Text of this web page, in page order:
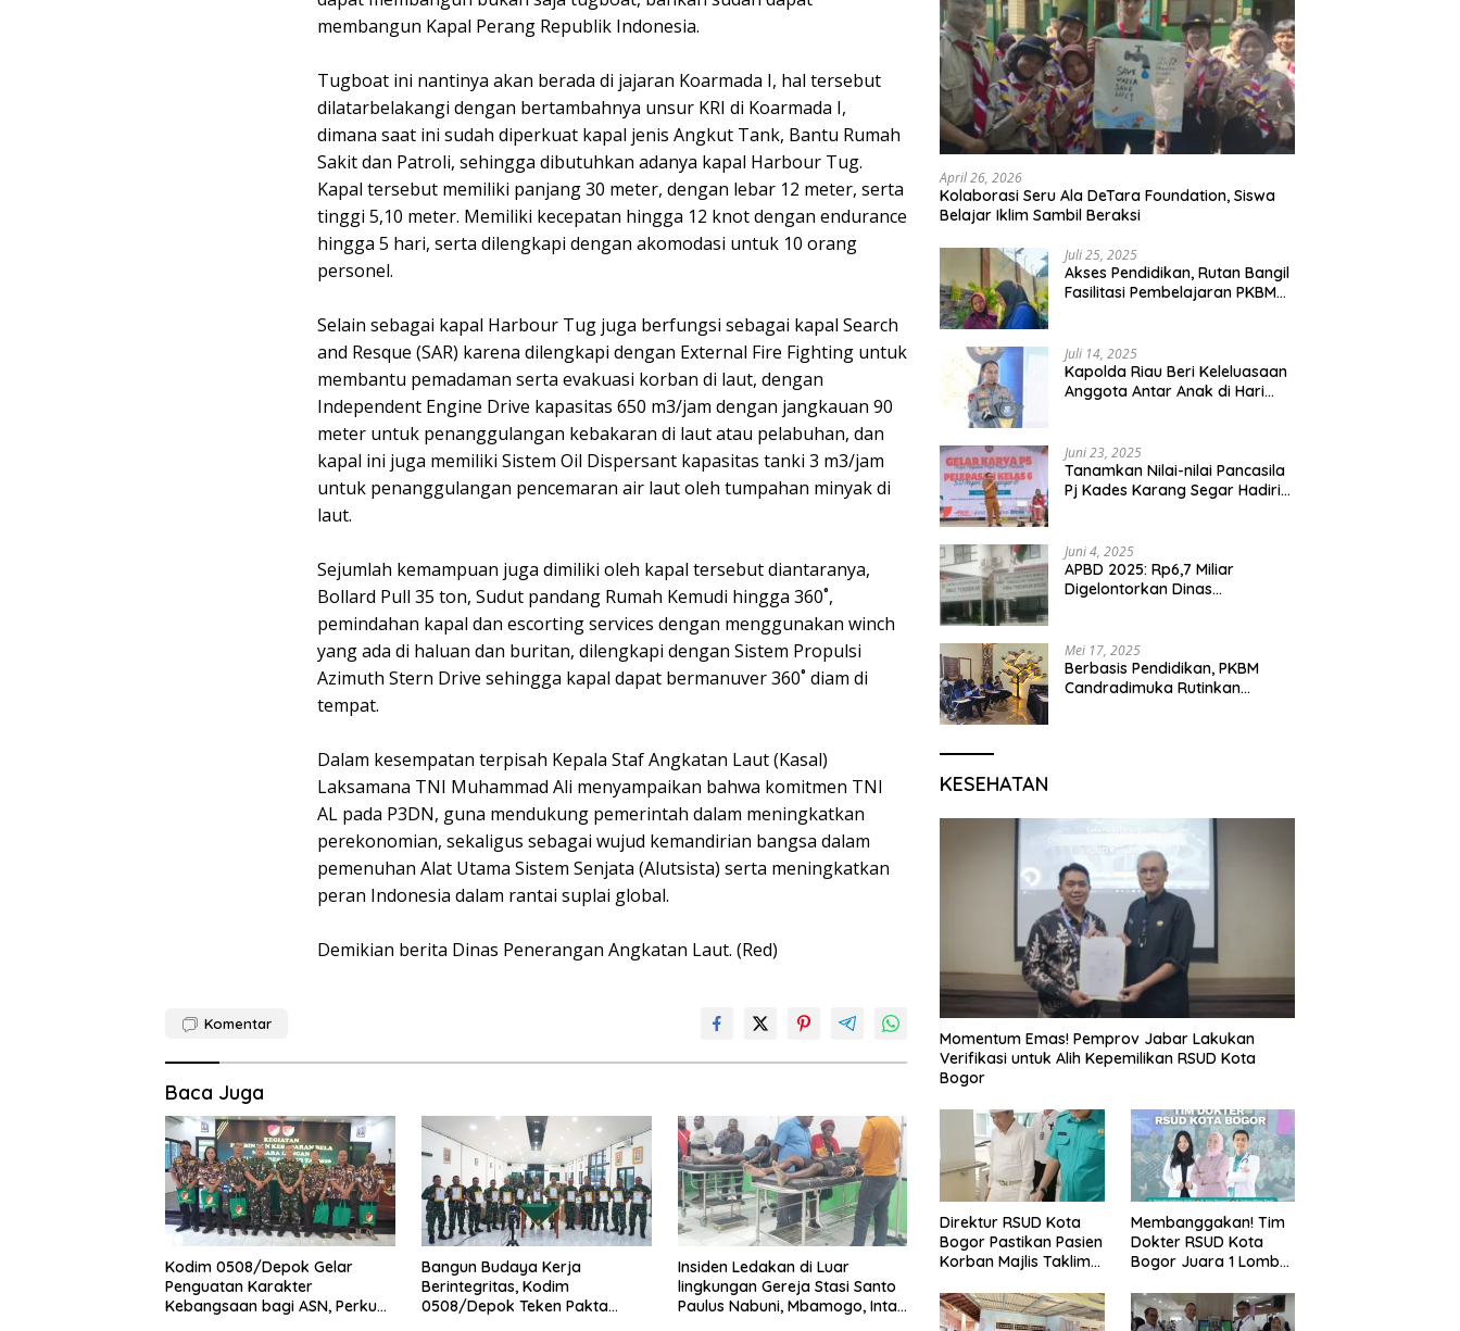
membangun Kapal Perang Republik Indonesia.
Tugboat ini nantinya akan berada di jajaran Koarmada I, hal tersebut
dilatarbelakangi dengan bertambahnya unsur KRI di Koarmada I,
dimana saat ini sudah diperkuat kapal jenis Angkut Tank, Bantu Rumah
Sakit dan Patroli, sehingga dibutuhkan adanya kapal Harbour Tug.
Kapal tersebut memiliki panjang 30 meter, dengan lebar 12 meter, serta
tinggi 5,10 meter. Memiliki kecepatan hingga 12 knot dengan endurance
hingga 5 hari, serta dilengkapi dengan akomodasi untuk 10 orang
personel.
Selain sebagai kapal Harbour Tug juga berfungsi sebagai kapal Search
and Resque (SAR) karena dilengkapi dengan External Fire Fighting untuk
membantu pemadaman serta evakuasi korban di laut, dengan
Independent Engine Drive kapasitas 650 m3/jam dengan jangkauan 90
meter untuk penanggulangan kebakaran di laut atau pelabuhan, dan
kapal ini juga memiliki Sistem Oil Dispersant kapasitas tanki 3 m3/jam
untuk penanggulangan pencemaran air laut oleh tumpahan minyak di
laut.
Sejumlah kemampuan juga dimiliki oleh kapal tersebut diantaranya,
Bollard Pull 35 ton, Sudut pandang Rumah Kemudi hingga 360˚,
pemindahan kapal dan escorting services dengan menggunakan winch
yang ada di haluan dan buritan, dilengkapi dengan Sistem Propulsi
Azimuth Stern Drive sehingga kapal dapat bermanuver 360˚ diam di
tempat.
Dalam kesempatan terpisah Kepala Staf Angkatan Laut (Kasal)
Laksamana TNI Muhammad Ali menyampaikan bahwa komitmen TNI
AL pada P3DN, guna mendukung pemerintah dalam meningkatkan
perekonomian, sekaligus sebagai wujud kemandirian bangsa dalam
pemenuhan Alat Utama Sistem Senjata (Alutsista) serta meningkatkan
peran Indonesia dalam rantai suplai global.
Demikian berita Dinas Penerangan Angkatan Laut. (Red)
Komentar
Baca Juga
Kodim 0508/Depok Gelar
Penguatan Karakter
Kebangsaan bagi ASN, Perkuat
Bangun Budaya Kerja
Berintegritas, Kodim
0508/Depok Teken Pakta
Insiden Ledakan di Luar
lingkungan Gereja Stasi Santo
Paulus Nabuni, Mbamogo, Intan
April 26, 2026
Kolaborasi Seru Ala DeTara Foundation, Siswa
Belajar Iklim Sambil Beraksi
Juli 25, 2025
Akses Pendidikan, Rutan Bangil
Fasilitasi Pembelajaran PKBM
Juli 14, 2025
Kapolda Riau Beri Keleluasaan
Anggota Antar Anak di Hari
Juni 23, 2025
Tanamkan Nilai-nilai Pancasila
Pj Kades Karang Segar Hadiri
01 Karang Segar
Juni 4, 2025
APBD 2025: Rp6,7 Miliar
Digelontorkan Dinas
Mei 17, 2025
Berbasis Pendidikan, PKBM
Candradimuka Rutinkan
KESEHATAN
Momentum Emas! Pemprov Jabar Lakukan
Verifikasi untuk Alih Kepemilikan RSUD Kota
Bogor
Direktur RSUD Kota
Bogor Pastikan Pasien
Korban Majlis Taklim
Mendapatkan
Perawatan Maksimal
Membanggakan! Tim
Dokter RSUD Kota
Bogor Juara 1 Lomba
Pengakuan di Pentas
Medis Se-Bogor